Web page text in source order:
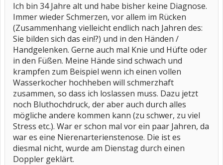
Ich bin 34 Jahre alt und habe bisher keine Diagnose.
Immer wieder Schmerzen, vor allem im Rücken
(Zusammenhang vielleicht endlich nach Jahren des:
Sie bilden sich das ein!?) und in den Händen /
Handgelenken. Gerne auch mal Knie und Hüfte oder
in den Füßen. Meine Hände sind schwach und
krampfen zum Beispiel wenn ich einen vollen
Wasserkocher hochheben will schmerzhaft
zusammen, so dass ich loslassen muss. Dazu jetzt
noch Bluthochdruck, der aber auch durch alles
mögliche andere kommen kann (zu schwer, zu viel
Stress etc.). War er schon mal vor ein paar Jahren, da
war es eine Nierenarterienstenose. Die ist es
diesmal nicht, wurde am Dienstag durch einen
Doppler geklärt.